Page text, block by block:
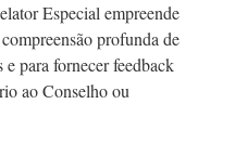
Especial empreende
profunda de
para fornecer feedback
ao Conselho ou